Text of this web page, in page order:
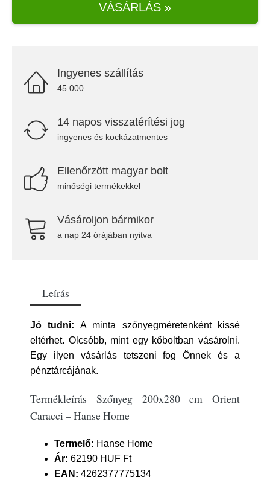
VÁSÁRLÁS »
Ingyenes szállítás
45.000
14 napos visszatérítési jog
ingyenes és kockázatmentes
Ellenőrzött magyar bolt
minőségi termékekkel
Vásároljon bármikor
a nap 24 órájában nyitva
Leírás
Jó tudni: A minta szőnyegméretenként kissé
eltérhet. Olcsóbb, mint egy kőboltban vásárolni.
Egy ilyen vásárlás tetszeni fog Önnek és a
pénztárcájának.
Termékleírás Szőnyeg 200x280 cm Orient
Caracci – Hanse Home
Termelő: Hanse Home
Ár: 62190 HUF Ft
EAN: 4262377775134